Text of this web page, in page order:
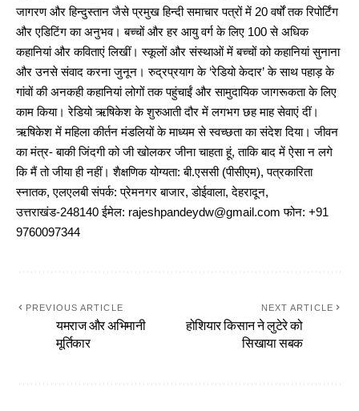
जागरण और हिन्दुस्तान जैसे प्रमुख हिन्दी समाचार पत्रों में 20 वर्षों तक रिपोर्टिंग
और एडिटिंग का अनुभव। बच्चों और हर आयु वर्ग के लिए 100 से अधिक
कहानियां और कविताएं लिखीं। स्कूलों और संस्थाओं में बच्चों को कहानियां सुनाना
और उनसे संवाद करना जुनून। रुद्रप्रयाग के ‘रेडियो केदार’ के साथ पहाड़ के
गांवों की अनकही कहानियां लोगों तक पहुंचाईं और सामुदायिक जागरूकता के लिए
काम किया। रेडियो ऋषिकेश के शुरुआती दौर में लगभग छह माह सेवाएं दीं।
ऋषिकेश में महिला कीर्तन मंडलियों के माध्यम से स्वच्छता का संदेश दिया। जीवन
का मंत्र- बाकी जिंदगी को जी खोलकर जीना चाहता हूं, ताकि बाद में ऐसा न लगे
कि मैं तो जीया ही नहीं। शैक्षणिक योग्यता: बी.एससी (पीसीएम), पत्रकारिता
स्नातक, एलएलबी संपर्क: प्रेमनगर बाजार, डोईवाला, देहरादून,
उत्तराखंड-248140 ईमेल: rajeshpandeydw@gmail.com फोन: +91
9760097344
PREVIOUS ARTICLE
यमराज और अभिमानी
मूर्तिकार
NEXT ARTICLE
होशियार किसान ने लुटेरे को
सिखाया सबक